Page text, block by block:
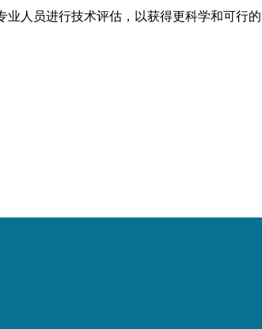
人员进行技术评估，以获得更科学和可行的